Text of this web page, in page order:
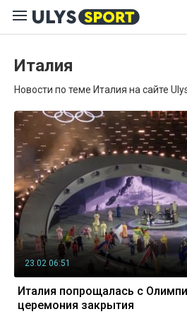
Италия
Новости по теме Италия на сайте
23.02 06:51
Италия попрощалась с
церемония закрытия